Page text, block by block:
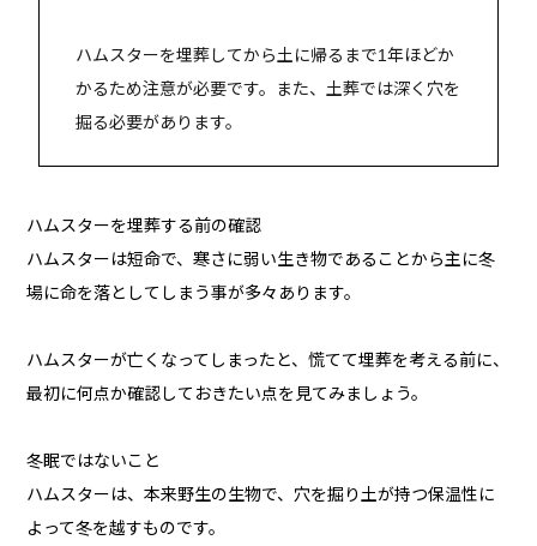
ハムスターを埋葬してから土に帰るまで1年ほどか
かるため注意が必要です。また、土葬では深く穴を
掘る必要があります。
ハムスターを埋葬する前の確認
ハムスターは短命で、寒さに弱い生き物であることから主に冬
場に命を落としてしまう事が多々あります。
ハムスターが亡くなってしまったと、慌てて埋葬を考える前に、
最初に何点か確認しておきたい点を見てみましょう。
冬眠ではないこと
ハムスターは、本来野生の生物で、穴を掘り土が持つ保温性に
よって冬を越すものです。